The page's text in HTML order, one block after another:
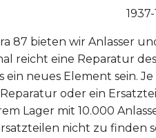
87 bieten wir Anlasser
reicht eine Reparatur
ein neues Element sein.
oder ein
Lager mit 10.000
nicht zu finden